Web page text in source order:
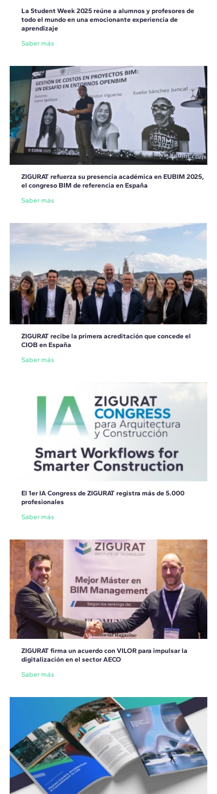
La Student Week 2025 reúne a alumnos y profesores de
todo el mundo en una emocionante experiencia de
aprendizaje
Saber más
ZIGURAT refuerza su presencia académica en EUBIM 2025,
el congreso BIM de referencia en España
Saber más
ZIGURAT recibe la primera acreditación que concede el
CIOB en España
Saber más
El 1er IA Congress de ZIGURAT registra más de 5.000
profesionales
Saber más
ZIGURAT firma un acuerdo con VILOR para impulsar la
digitalización en el sector AECO
Saber más